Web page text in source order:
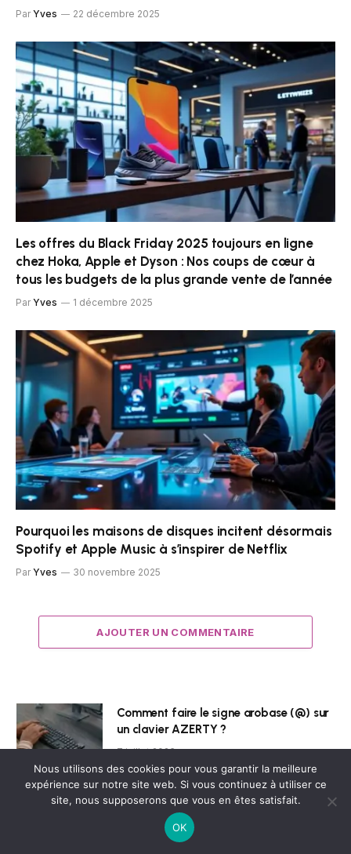
Par Yves 22 décembre 2025
Les offres du Black Friday 2025 toujours en ligne
chez Hoka, Apple et Dyson : Nos coups de cœur à
tous les budgets de la plus grande vente de l’année
Par Yves 1 décembre 2025
Pourquoi les maisons de disques incitent désormais
Spotify et Apple Music à s’inspirer de Netflix
Par Yves 30 novembre 2025
AJOUTER UN COMMENTAIRE
Comment faire le signe arobase (@) sur
un clavier AZERTY ?
7 juillet 2026
Comment Préparer Vos Photos Pour Les
Réseaux Sociaux Sans Passer Par
Photoshop
Nous utilisons des cookies pour vous garantir la meilleure
expérience sur notre site web. Si vous continuez à utiliser ce
site, nous supposerons que vous en êtes satisfait.
OK